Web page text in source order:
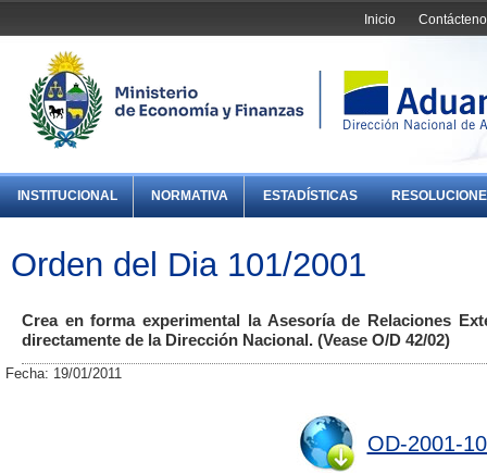
Inicio
INSTITUCIONAL NORMATIVA ESTADÍSTICAS
Orden del Dia 101/2001
Crea en forma experimental la Asesoría de Relaciones
directamente de la Dirección Nacional. (Vease O/D 42/02)
Fecha: 19/01/2011
OD-2001-